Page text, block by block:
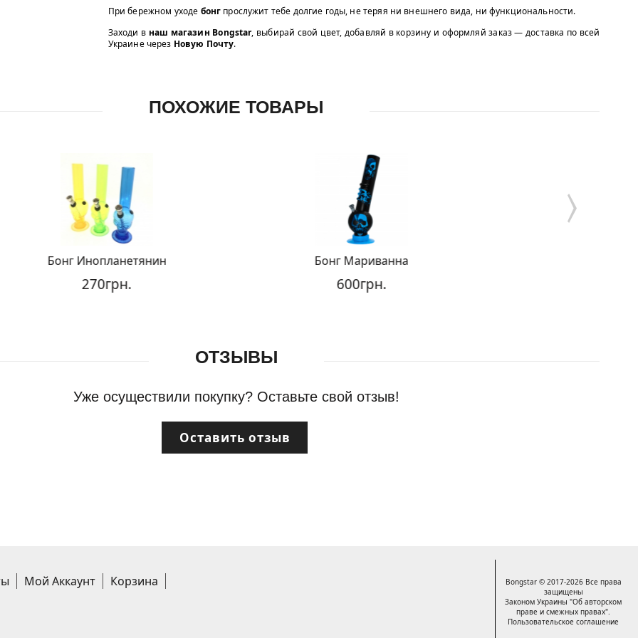
При бережном уходе бонг прослужит тебе долгие годы, не теряя ни внешнего вида, ни функциональности.
Заходи в наш магазин Bongstar, выбирай свой цвет, добавляй в корзину и оформляй заказ — доставка по всей
Украине через Новую Почту.
ПОХОЖИЕ ТОВАРЫ
Бонг Мариванна
ОТЗЫВЫ
Уже осуществили покупку? Оставьте свой отзыв!
Оставить отзыв
Мой Аккаунт Корзина
Bongstar © 2017-2026 Все права
защищены
Законом Украины "Об авторском
праве и смежных правах".
Пользовательское соглашение